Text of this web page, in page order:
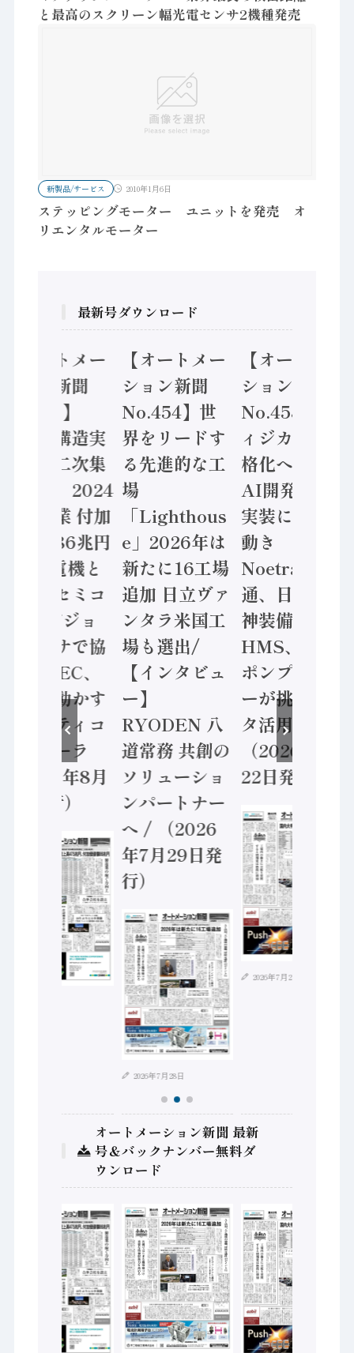
と最高のスクリーン幅光電センサ2機種発売
新製品/サービス 2010年1月6日
ステッピングモーター ユニットを発売 オ
リエンタルモーター
最新号ダウンロード
【オートメー
ション新聞
No.455】
「経済構造実
態調査二次集
計結果」2024
年製造業 付加
価値額86兆円
/ 三菱電機と
ソニーセミコ
ン AIビジョ
ンセンサで協
業 / IDEC、
安全に動かす
セーフティコ
ントローラ
（2026年8月
5日発行）
【オートメー
ション新聞
No.454】世
界をリードす
る先進的な工
場
「Lighthous
e」2026年は
新たに16工場
追加 日立ヴァ
ンタラ米国工
場も選出/
【インタビュ
ー】
RYODEN 八
道常務 共創の
ソリューショ
ンパートナー
へ / （2026
年7月29日発
行）
2026年7月28日
【オートメー
ション新聞
No.453】フ
ィジカルAI本
格化へ 国産
AI開発や社会
実装に活発な
動き
Noetra、富士
通、日立 / 兵
神装備 ×
HMS、老舗
ポンプメーカ
ーが挑むデー
タ活用 など
（2026年7月
22日発行）
2026年7月21日
オートメーション新聞 最新
号＆バックナンバー無料ダ
ウンロード